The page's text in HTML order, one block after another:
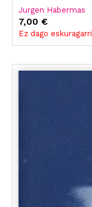
Jurgen Habermas
7,00 €
Ez dago eskuragarri